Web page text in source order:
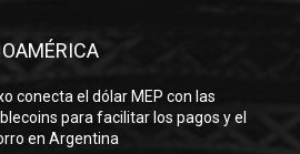
conecta el dólar MEP con las
para facilitar los pagos y el
en Argentina